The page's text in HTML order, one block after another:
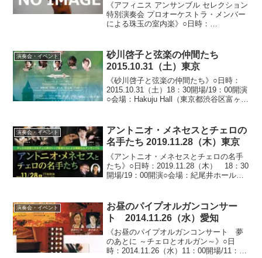
《アフィニス アンサンブル セレクション
特別演奏会 プロオーケストラ・メンバー
による珠玉の室内楽》○日時：
るプレトークがございます。○会場：J...
演奏会・イベント
砂川啓子と弦楽の仲間たち
2015.10.31（土）東京
《砂川啓子と弦楽の仲間たち》○日時：
2015.10.31（土）18：30開場/19：00開演
○会場：Hakuju Hall（東京都渋谷区富ヶ
田剛志（チェロ）、...
演奏会・イベント
アントニオ・メネセスとチェロの
名手たち 2019.11.28（木）東京
《アントニオ・メネセスとチェロの名手
たち》○日時：2019.11.28（木） 18：30
開場/19：00開演○会場：紀尾井ホール
2,000円*U2...
演奏会・イベント
お昼のパイプオルガンコンサー
ト 2014.11.26（水）愛知
《お昼のパイプオルガンコンサート 夢
のあとに ～チェロとオルガン～》○日
時：2014.11.26（水）11：00開場/11：30